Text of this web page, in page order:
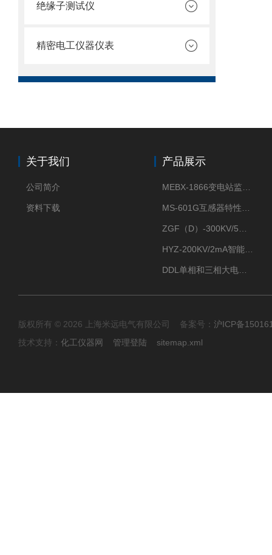
绝缘子测试仪
精密电工仪器仪表
关于我们
公司简介
资料下载
产品展示
版权所有 © 2026 上海米远电气有限公司 备案号： 沪ICP备
技术支持： 化工仪器网 管理登陆 sitemap.xml